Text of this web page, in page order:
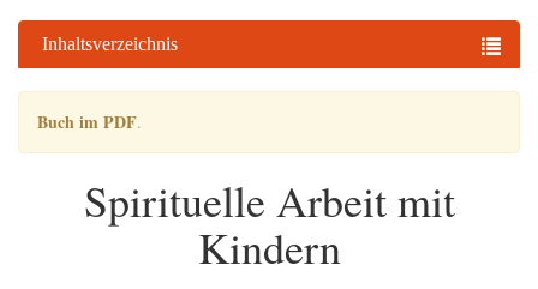
Inhaltsverzeichnis
Buch im PDF.
Spirituelle Arbeit mit
Kindern